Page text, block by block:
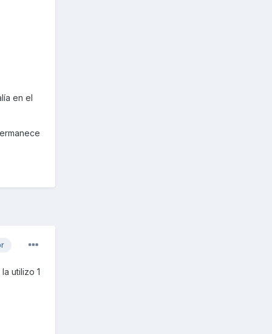
en el
utilizo 1